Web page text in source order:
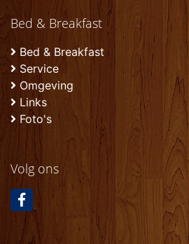
Bed & Breakfast
Bed & Breakfast
Service
Omgeving
Links
Foto's
Volg ons